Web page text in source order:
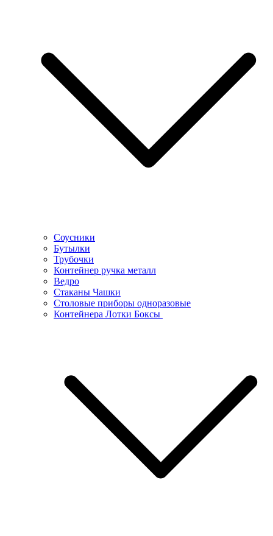
Соусники
Бутылки
Трубочки
Контейнер ручка металл
Ведро
Стаканы Чашки
Столовые приборы одноразовые
Контейнера Лотки Боксы